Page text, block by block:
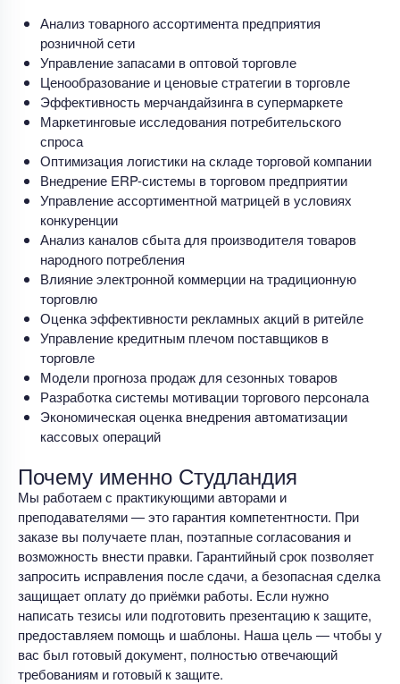
Анализ товарного ассортимента предприятия
розничной сети
Управление запасами в оптовой торговле
Ценообразование и ценовые стратегии в торговле
Эффективность мерчандайзинга в супермаркете
Маркетинговые исследования потребительского
спроса
Оптимизация логистики на складе торговой компании
Внедрение ERP-системы в торговом предприятии
Управление ассортиментной матрицей в условиях
конкуренции
Анализ каналов сбыта для производителя товаров
народного потребления
Влияние электронной коммерции на традиционную
торговлю
Оценка эффективности рекламных акций в ритейле
Управление кредитным плечом поставщиков в
торговле
Модели прогноза продаж для сезонных товаров
Разработка системы мотивации торгового персонала
Экономическая оценка внедрения автоматизации
кассовых операций
Почему именно Студландия
Мы работаем с практикующими авторами и
преподавателями — это гарантия компетентности. При
заказе вы получаете план, поэтапные согласования и
возможность внести правки. Гарантийный срок позволяет
запросить исправления после сдачи, а безопасная сделка
защищает оплату до приёмки работы. Если нужно
написать тезисы или подготовить презентацию к защите,
предоставляем помощь и шаблоны. Наша цель — чтобы у
вас был готовый документ, полностью отвечающий
требованиям и готовый к защите.